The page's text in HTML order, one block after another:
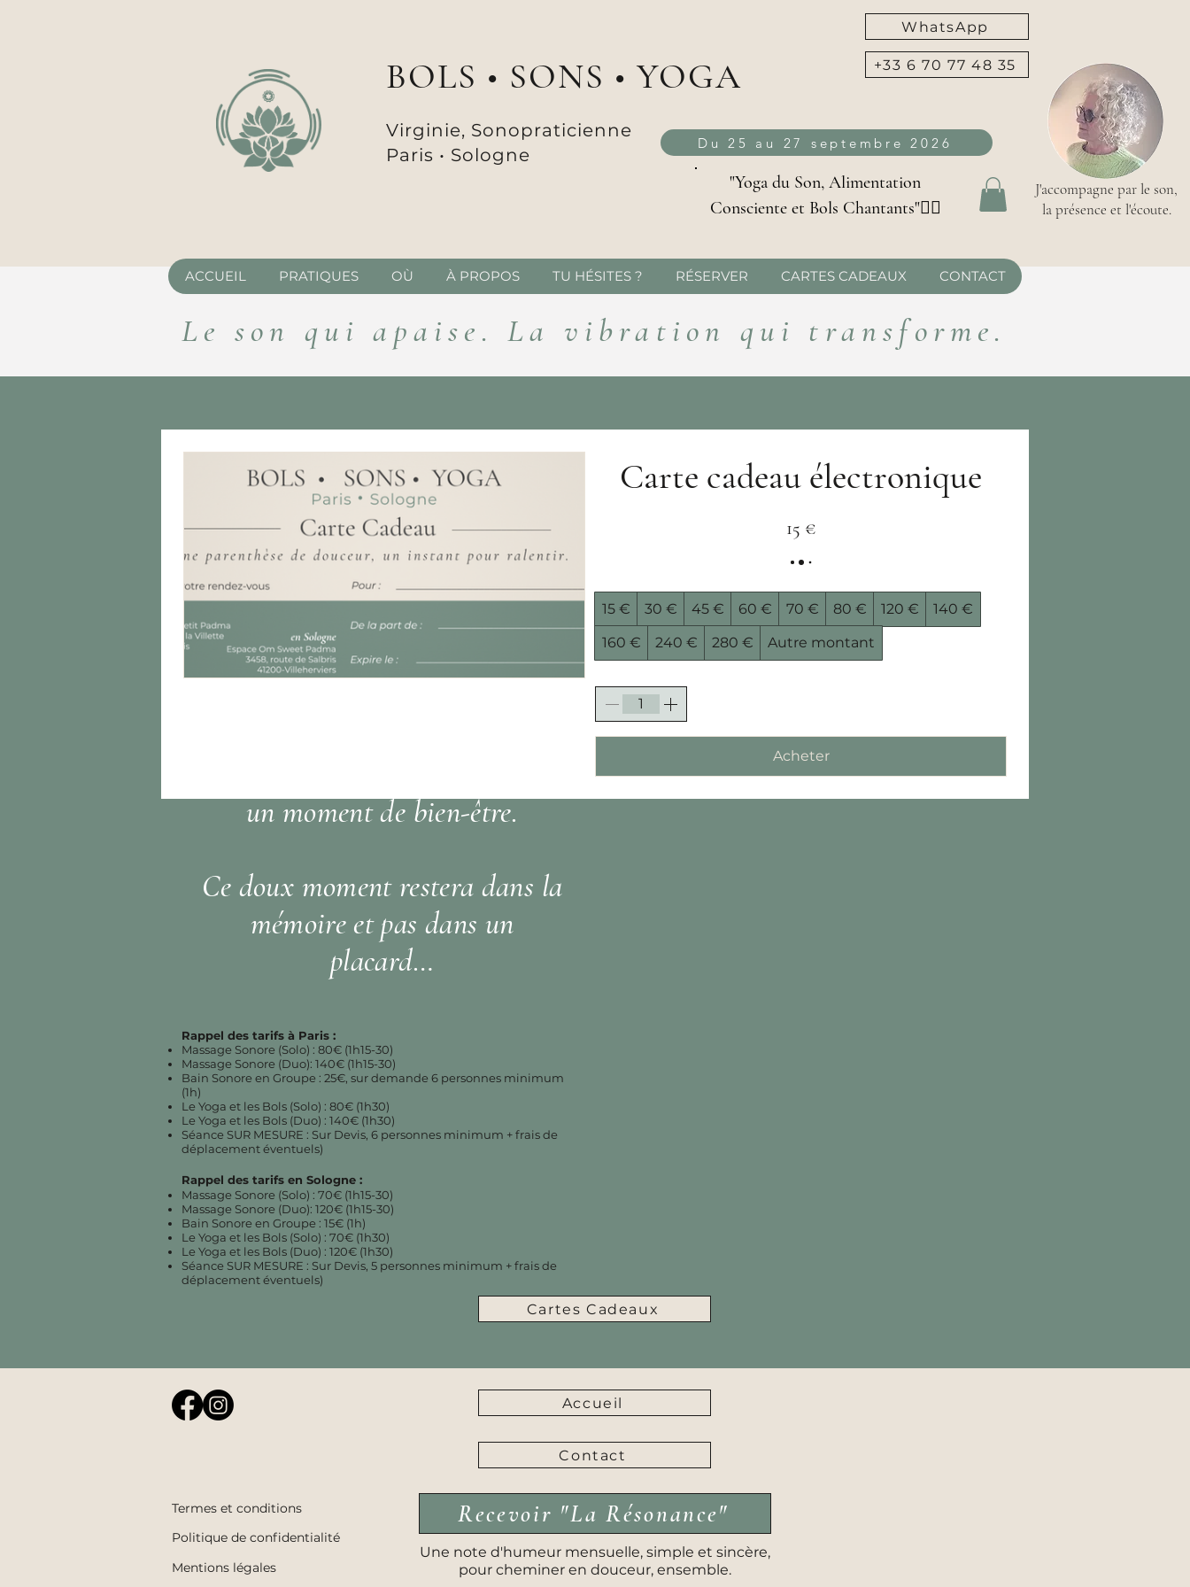
BOLS • SONS • YOGA
WhatsApp
+33 6 70 77 48 35
Virginie, Sonopraticienne
Paris • Sologne
Du 25 au 27 septembre 2026
J'accompagne par le son,
la présence et l'écoute.
"Yoga du Son, Alimentation
Consciente et Bols Chantants"👇🏻
ACCUEIL PRATIQUES OÙ À PROPOS TU HÉSITES ? RÉSERVER CARTES CADEAUX CONTACT
Le son qui apaise. La vibration qui transforme.
Carte cadeau électronique
15 €
15 € 30 € 45 € 60 € 70 € 80 € 120 €
140 €
160 €
240 € 280 € Autre montant
Acheter
un moment de bien-être.
Ce doux moment restera dans la
mémoire et pas dans un
placard…
Rappel des tarifs à Paris :
Massage Sonore (Solo) : 80€ (1h15-30)
Massage Sonore (Duo): 140€ (1h15-30)
Bain Sonore en Groupe : 25€, sur demande 6 personnes minimum
(1h)
Le Yoga et les Bols (Solo) : 80€ (1h30)
Le Yoga et les Bols (Duo) : 140€ (1h30)
Séance SUR MESURE : Sur Devis, 6 personnes minimum + frais de
déplacement éventuels)
Rappel des tarifs en Sologne :
Massage Sonore (Solo) : 70€ (1h15-30)
Massage Sonore (Duo): 120€ (1h15-30)
Bain Sonore en Groupe : 15€ (1h)
Le Yoga et les Bols (Solo) : 70€ (1h30)
Le Yoga et les Bols (Duo) : 120€ (1h30)
Séance SUR MESURE : Sur Devis, 5 personnes minimum + frais de
déplacement éventuels)
Cartes Cadeaux
Accueil
Contact
Termes et conditions
Politique de confidentialité
Mentions légales
Recevoir "La Résonance"
Une note d'humeur mensuelle, simple et sincère,
pour cheminer en douceur, ensemble.